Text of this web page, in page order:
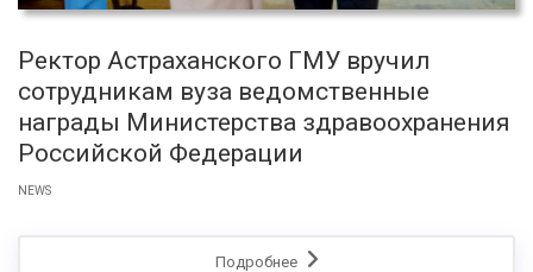
Ректор Астраханского ГМУ вручил
сотрудникам вуза ведомственные
награды Министерства здравоохранения
Российской Федерации
NEWS
Подробнее